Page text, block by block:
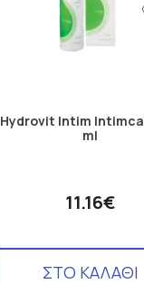
Hydrovit Intim
ml
11.16€
ΣΤΟ ΚΑΛΑΘΙ